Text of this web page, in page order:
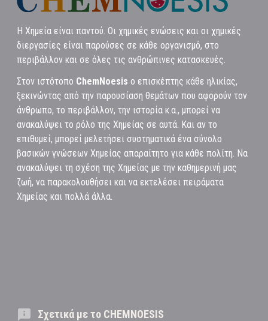
Η Χημεία είναι παντού. Οι χημικές ενώσεις και οι χημικές
διεργασίες είναι παρούσες σε κάθε οργανισμό, στο
περιβάλλον και σε όλες τις ανθρώπινες κατασκευές.
Στον ιστότοπο ChemNoesis ο επισκέπτης κάθε ηλικίας,
ξεκινώντας από την παρουσίαση θεμάτων που αφορούν τον
άνθρωπο, το περιβάλλον, την ιστορία κ.α., μπορεί να
ανακαλύψει το ρόλο της Χημείας σε αυτά. Και αν το
επιθυμεί, μπορεί μελετήσει συστηματικά ένα σύνολο
βασικών γνώσεων Χημείας απαραίτητο για κάθε πολίτη. Να
ανακαλύψει τη σχέση της Χημείας με την καθημερινή μας
ζωή, να παρακολουθήσει και να εκτελέσει πειράματα
Χημείας και πολλά άλλα.
Σχετικά με το CHEMNOESIS